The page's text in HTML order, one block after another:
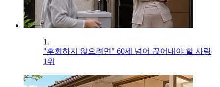
1.
"후회하지 않으려면" 60세 넘어 끊어내야 할 사람
1위